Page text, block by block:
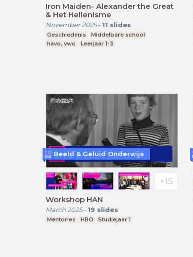
Iron Maiden- Alexander the Great
& Het Hellenisme
November 2025- 11 slides
Geschiedenis
Middelbare school
havo, vwo
Leerjaar 1-3
Workshop HAN
March 2025- 19 slides
Mentorles HBO Studiejaar 1
Beeld & Geluid Onderwijs